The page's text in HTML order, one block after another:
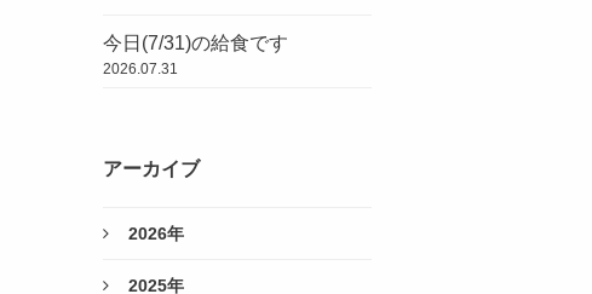
今日(7/31)の給食です
2026.07.31
アーカイブ
2026年
2025年